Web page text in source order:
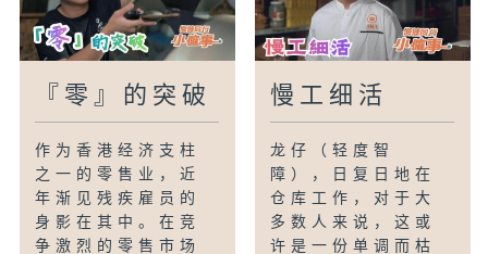
『零』的突破
作为香港经济支柱
之一的零售业，近
年渐见残疾雇员的
身影在其中。在竞
争激烈的零售市场
慢工细活
龙仔（轻度智
障），日复日地在
仓库工作，对于大
多数人来说，这或
许是一份单调而枯